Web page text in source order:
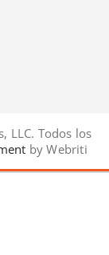
LLC. Todos los
by Webriti